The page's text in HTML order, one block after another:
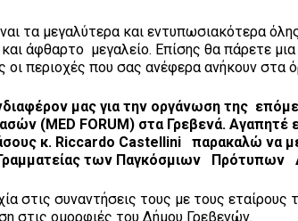
τα μεγαλύτερα και εντυπωσιακότερα
άφθαρτο μεγαλείο. Επίσης θα πάρετε
οι περιοχές που σας ανέφερα ανήκουν στα
μας για την οργάνωση της
(MED FORUM) στα Γρεβενά.
κ. Riccardo Castellini παρακαλώ να
των Παγκόσμιων Πρότυπων
στις συναντήσεις τους με τους
στις ομορφιές του Δήμου Γρεβενών.